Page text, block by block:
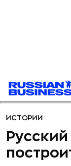
ИСТОРИИ